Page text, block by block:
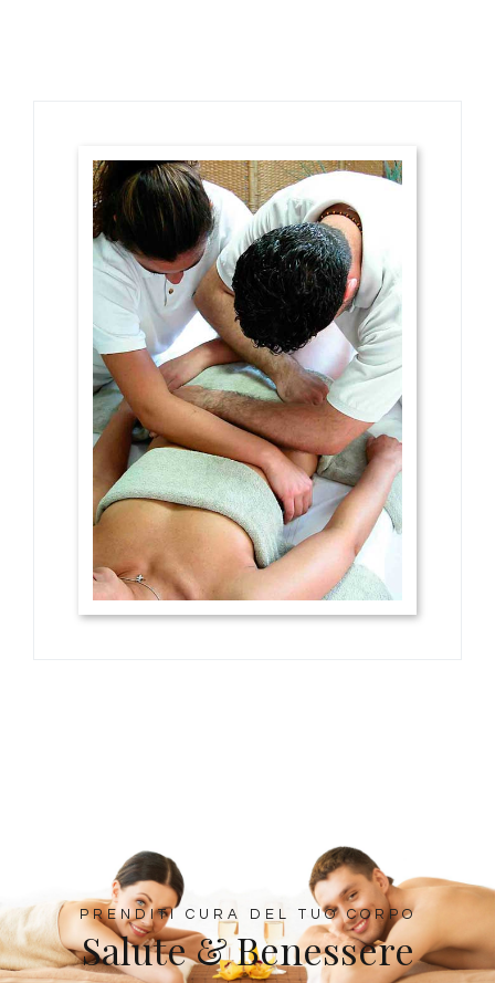
PRENDITI CURA DEL TUO CORPO
Salute & Benessere